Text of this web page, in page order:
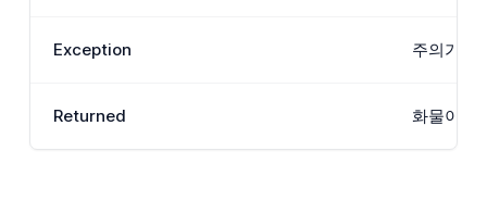
Exception 주의가
Returned 화물이 발